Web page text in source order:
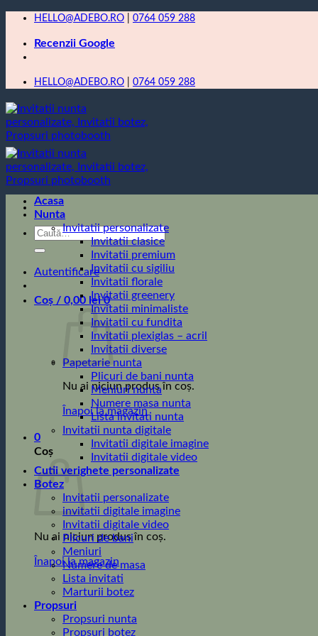
Skip
content
HELLO@ADEBO.RO 0764 059 288
Recenzii Google
HELLO@ADEBO.RO 0764 059 288
Caută
Autentificare
Coș / 0,00 lei 0
Nu ai niciun produs în coș.
Înapoi la magazin
0
Coș
Nu ai niciun produs în coș.
Înapoi la magazin
Acasa
Nunta
Invitatii personalizate
Invitatii clasice
Invitatii premium
Invitatii cu sigiliu
Invitatii florale
Invitatii greenery
Invitatii minimaliste
Invitatii cu fundita
Invitatii plexiglas – acril
Invitatii diverse
Papetarie nunta
Plicuri de bani nunta
Meniuri nunta
Numere masa nunta
Lista invitati nunta
Invitatii nunta digitale
Invitatii digitale imagine
Invitatii digitale video
Cutii verighete personalizate
Botez
Invitatii personalizate
invitatii digitale imagine
Invitatii digitale video
Plicuri de bani
Meniuri
Numere de masa
Lista invitati
Marturii botez
Propsuri
Propsuri nunta
Propsuri botez